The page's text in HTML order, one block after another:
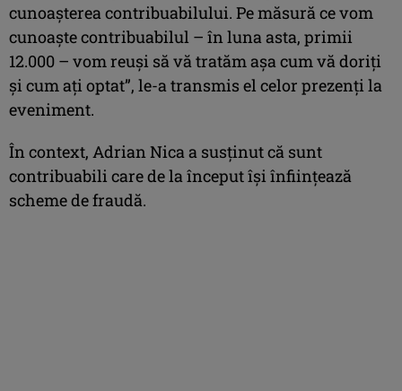
cunoaşterea contribuabilului. Pe măsură ce vom
cunoaşte contribuabilul – în luna asta, primii
12.000 – vom reuşi să vă tratăm aşa cum vă doriţi
şi cum aţi optat”, le-a transmis el celor prezenţi la
eveniment.
În context, Adrian Nica a susţinut că sunt
contribuabili care de la început îşi înfiinţează
scheme de fraudă.